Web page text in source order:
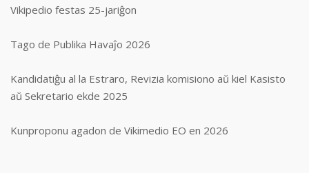
Vikipedio festas 25-jariĝon
Tago de Publika Havaĵo 2026
Kandidatiĝu al la Estraro, Revizia komisiono aŭ kiel Kasisto
aŭ Sekretario ekde 2025
Kunproponu agadon de Vikimedio EO en 2026